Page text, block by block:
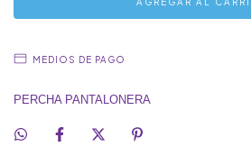
MEDIOS DE PAGO
PERCHA PANTALONERA